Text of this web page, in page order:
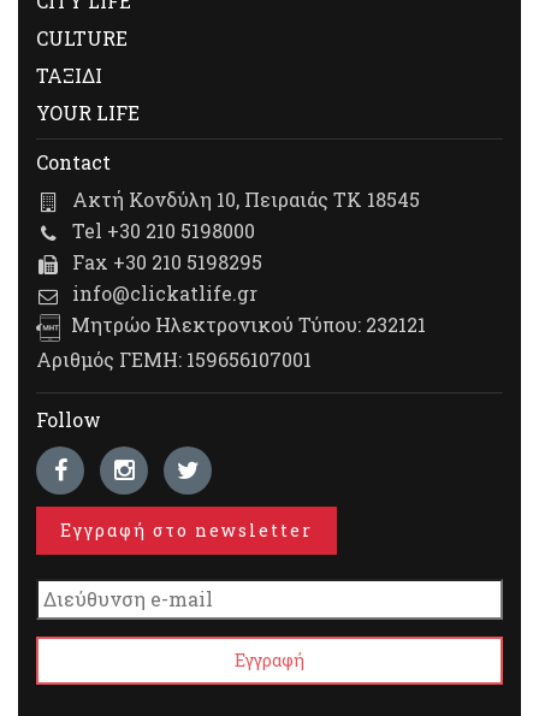
CULTURE
ΤΑΞΙΔΙ
YOUR LIFE
Contact
Ακτή Κονδύλη 10, Πειραιάς ΤΚ 18545
Tel +30 210 5198000
Fax +30 210 5198295
info@clickatlife.gr
Μητρώο Ηλεκτρονικού Τύπου: 232121
Αριθμός ΓΕΜΗ: 159656107001
Follow
Εγγραφή στο newsletter